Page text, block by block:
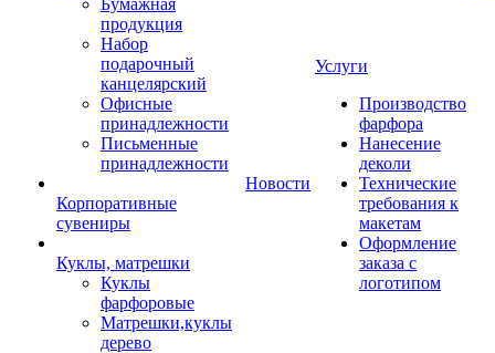
Бумажная
продукция
Набор
подарочный
канцелярский
Офисные
принадлежности
Письменные
принадлежности
Корпоративные
сувениры
Куклы, матрешки
Куклы
фарфоровые
Матрешки,куклы
дерево
Новости
Услуги
Производство
фарфора
Нанесение
деколи
Технические
требования к
макетам
Оформление
заказа с
логотипом